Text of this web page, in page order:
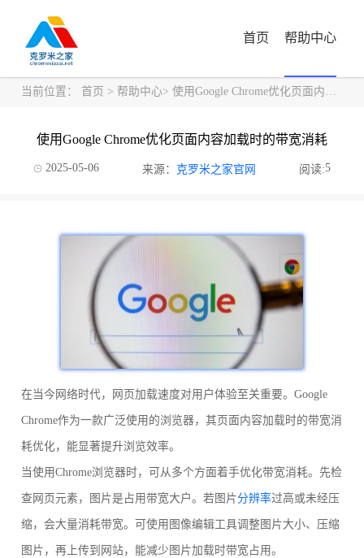
首页 帮助中心
当前位置： 首页 > 帮助中心> 使用Google Chrome优化页面内容加载时的带宽消耗
使用Google Chrome优化页面内容加载时的带宽消耗
2025-05-06 来源： 克罗米之家官网 阅读:5
在当今网络时代，网页加载速度对用户体验至关重要。Google
Chrome作为一款广泛使用的浏览器，其页面内容加载时的带宽消
耗优化，能显著提升浏览效率。
当使用Chrome浏览器时，可从多个方面着手优化带宽消耗。先检
查网页元素，图片是占用带宽大户。若图片分辨率过高或未经压
缩，会大量消耗带宽。可使用图像编辑工具调整图片大小、压缩
图片，再上传到网站，能减少图片加载时带宽占用。